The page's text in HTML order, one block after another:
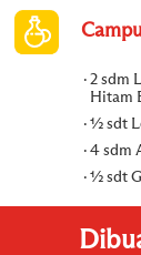
2 sdm
Hitam
½ sdt
4 sdm
½ sdt